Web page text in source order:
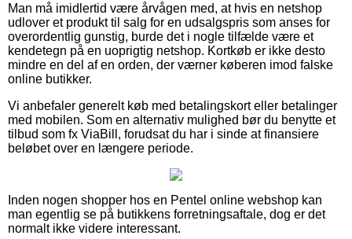
Man må imidlertid være årvågen med, at hvis en netshop
udlover et produkt til salg for en udsalgspris som anses for
overordentlig gunstig, burde det i nogle tilfælde være et
kendetegn på en uoprigtig netshop. Kortkøb er ikke desto
mindre en del af en orden, der værner køberen imod falske
online butikker.
Vi anbefaler generelt køb med betalingskort eller betalinger
med mobilen. Som en alternativ mulighed bør du benytte et
tilbud som fx ViaBill, forudsat du har i sinde at finansiere
beløbet over en længere periode.
Inden nogen shopper hos en Pentel online webshop kan
man egentlig se på butikkens forretningsaftale, dog er det
normalt ikke videre interessant.